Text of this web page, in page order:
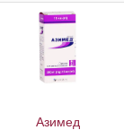
Азимед